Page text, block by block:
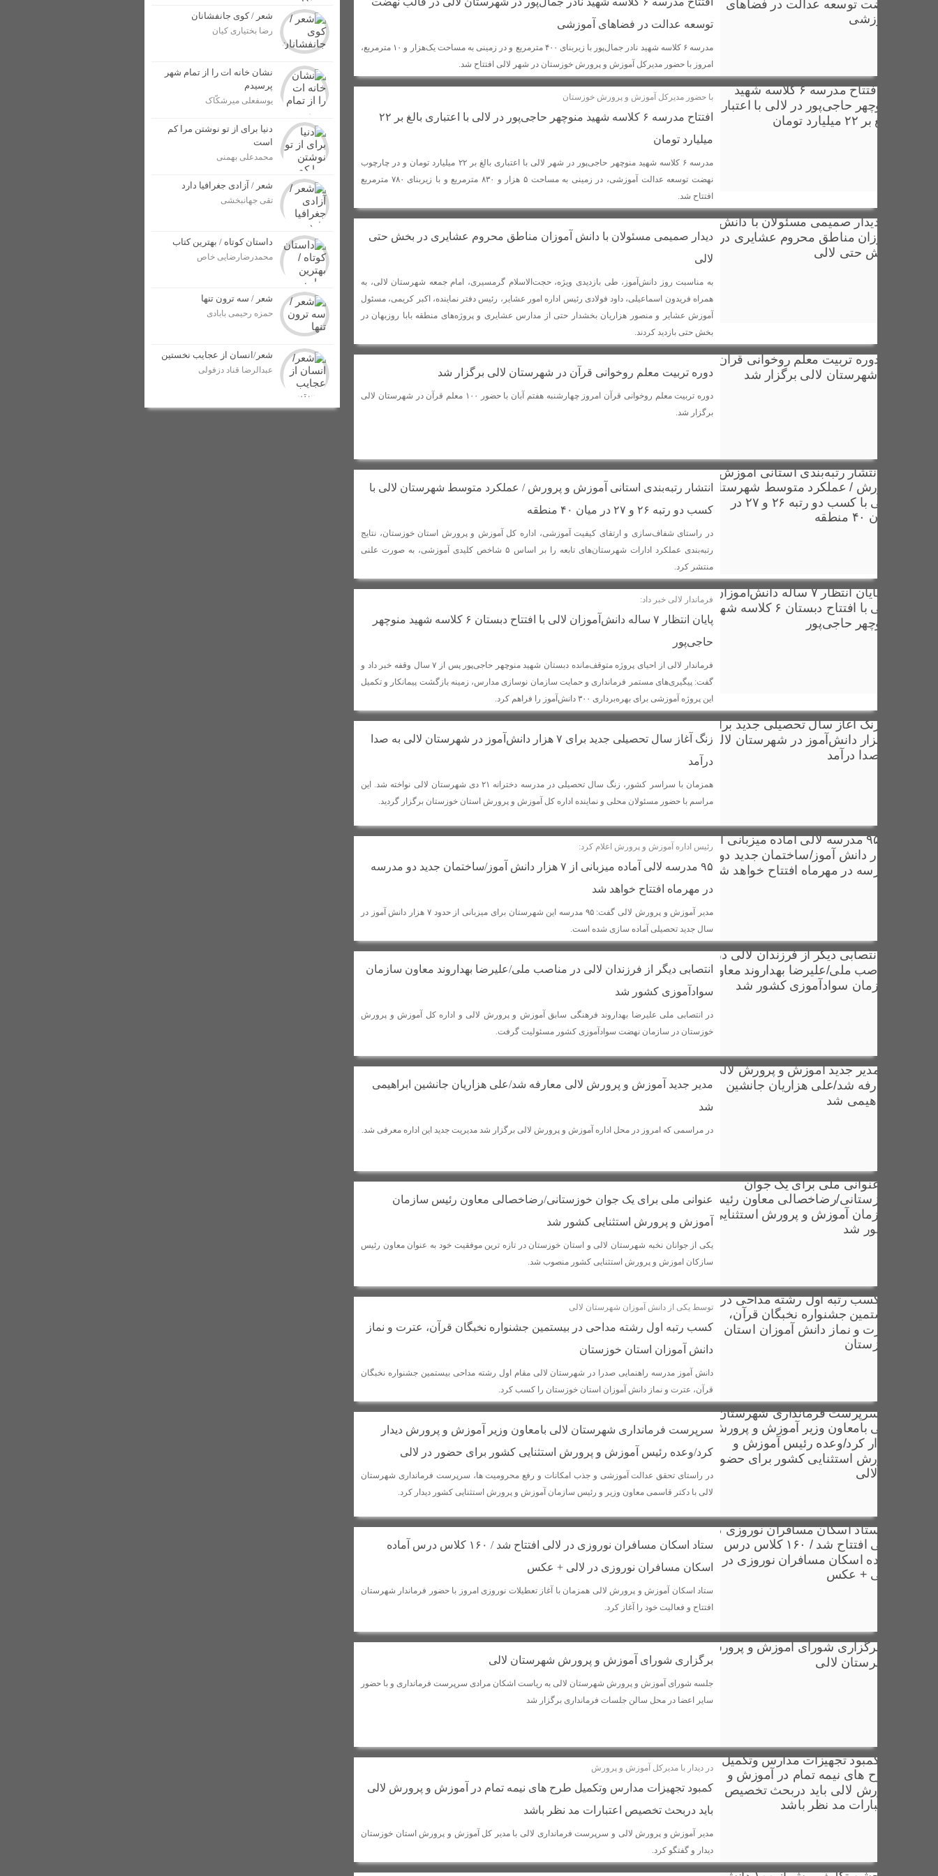
همایش پاکسازی منطقه چم شور در لالی به مناسبت روز زمین پاک برگزار شد + عکس کشف و امحای مزرعه کشت خشخاش در شهرستان لالی/تشکیل پرونده برای مجرمان
نماینده ولی فقیه در خوزستان در مراسم چهلم شهید فردین مهدی پور در لالی حضور یافت از دشت های لالی تا کوه های زاگرس/کنار، میوه پرطرفدار بهاری در خوزستان + عکس
پنج واحد صنفی متخلف در شهرستان لالی به‌دلیل عدم رعایت موازین بهداشتی پلمپ شدند اعلام آمادگی عشایر بختیاری شهرستان لالی برای دفاع از وطن در برابر دشمنان + عکس
معادله جدید خلیج فارس ۱۰۵مرکزخرید تضمینی گندم درخوزستان آماده‌سازی شد/خدمات بدون وقفه انجام می شود
اسامی نهایی نامزدهای انتخابات شورای شهر در لالی و تراز اعلام شد + اسامی
توسعه عدالت در فضاهای آموزشی
مدرسه ۶ کلاسه شهید نادر جمال‌پور با زیربنای ۴۰۰ مترمربع و در زمینی به مساحت یک‌هزار و ۱۰ مترمربع،
امروز با حضور مدیرکل آموزش و پرورش خوزستان در شهر لالی افتتاح شد.
با حضور مدیرکل آموزش و پرورش خوزستان
افتتاح مدرسه ۶ کلاسه شهید منوچهر حاجی‌پور در لالی با اعتباری بالغ بر ۲۲
میلیارد تومان
مدرسه ۶ کلاسه شهید منوچهر حاجی‌پور در شهر لالی با اعتباری بالغ بر ۲۲ میلیارد تومان و در چارچوب
نهضت توسعه عدالت آموزشی، در زمینی به مساحت ۵ هزار و ۸۳۰ مترمربع و با زیربنای ۷۸۰ مترمربع
افتتاح شد.
دیدار صمیمی مسئولان با دانش آموزان مناطق محروم عشایری در بخش حتی
لالی
به مناسبت روز دانش‌آموز، طی بازدیدی ویژه، حجت‌الاسلام گرمسیری، امام جمعه شهرستان لالی، به
همراه فریدون اسماعیلی، داود فولادی رئیس اداره امور عشایر، رئیس دفتر نماینده، اکبر کریمی، مسئول
آموزش عشایر و منصور هزاریان بخشدار حتی از مدارس عشایری و پروژه‌های منطقه بابا روزبهان در
بخش حتی بازدید کردند.
دوره تربیت معلم روخوانی قرآن در شهرستان لالی برگزار شد
دوره تربیت معلم روخوانی قرآن امروز چهارشنبه هفتم آبان با حضور ۱۰۰ معلم قرآن در شهرستان لالی
برگزار شد.
انتشار رتبه‌بندی استانی آموزش و پرورش / عملکرد متوسط شهرستان لالی با
کسب دو رتبه ۲۶ و ۲۷ در میان ۴۰ منطقه
در راستای شفاف‌سازی و ارتقای کیفیت آموزشی، اداره کل آموزش و پرورش استان خوزستان، نتایج
رتبه‌بندی عملکرد ادارات شهرستان‌های تابعه را بر اساس ۵ شاخص کلیدی آموزشی، به صورت علنی
منتشر کرد.
فرماندار لالی خبر داد:
پایان انتظار ۷ ساله دانش‌آموزان لالی با افتتاح دبستان ۶ کلاسه شهید منوچهر
حاجی‌پور
فرماندار لالی از احیای پروژه متوقف‌مانده دبستان شهید منوچهر حاجی‌پور پس از ۷ سال وقفه خبر داد و
گفت: پیگیری‌های مستمر فرمانداری و حمایت سازمان نوسازی مدارس، زمینه بازگشت پیمانکار و تکمیل
این پروژه آموزشی برای بهره‌برداری ۳۰۰ دانش‌آموز را فراهم کرد.
زنگ آغاز سال تحصیلی جدید برای ۷ هزار دانش‌آموز در شهرستان لالی به صدا
درآمد
همزمان با سراسر کشور، زنگ سال تحصیلی در مدرسه دخترانه ۲۱ دی شهرستان لالی نواخته شد. این
مراسم با حضور مسئولان محلی و نماینده اداره کل آموزش و پرورش استان خوزستان برگزار گردید.
رئیس اداره آموزش و پرورش اعلام کرد:
۹۵ مدرسه لالی آماده میزبانی از ۷ هزار دانش آموز/ساختمان جدید دو مدرسه
در مهرماه افتتاح خواهد شد
مدیر آموزش و پرورش لالی گفت: ۹۵ مدرسه این شهرستان برای میزبانی از حدود ۷ هزار دانش آموز در
سال جدید تحصیلی آماده سازی شده است.
انتصابی دیگر از فرزندان لالی در مناصب ملی/علیرضا بهداروند معاون سازمان
سوادآموزی کشور شد
در انتصابی ملی علیرضا بهداروند فرهنگی سابق آموزش و پرورش لالی و اداره کل آموزش و پرورش
خوزستان در سازمان نهضت سوادآموزی کشور مسئولیت گرفت.
مدیر جدید آموزش و پرورش لالی معارفه شد/علی هزاریان جانشین ابراهیمی
شد
در مراسمی که امروز در محل اداره آموزش و پرورش لالی برگزار شد مدیریت جدید این اداره معرفی شد.
عنوانی ملی برای یک جوان خوزستانی/رضاخصالی معاون رئیس سازمان
آموزش و پرورش استثنایی کشور شد
یکی از جوانان نخبه شهرستان لالی و استان خوزستان در تازه ترین موفقیت خود به عنوان معاون رئیس
سازکان اموزش و پرورش استثنایی کشور منصوب شد.
توسط یکی از دانش آموزان شهرستان لالی
کسب رتبه اول رشته مداحی در بیستمین جشنواره نخبگان قرآن، عترت و نماز
دانش آموزان استان خوزستان
دانش آموز مدرسه راهنمایی صدرا در شهرستان لالی مقام اول رشته مداحی بیستمین جشنواره نخبگان
قرآن، عترت و نماز دانش آموزان استان خوزستان را کسب کرد.
سرپرست فرمانداری شهرستان لالی بامعاون وزیر آموزش و پرورش دیدار
کرد/وعده رئیس آموزش و پرورش استثنایی کشور برای حضور در لالی
در راستای تحقق عدالت آموزشی و جذب امکانات و رفع محرومیت ها، سرپرست فرمانداری شهرستان
لالی با دکتر قاسمی معاون وزیر و رئیس سازمان آموزش و پرورش استثنایی کشور دیدار کرد.
ستاد اسکان مسافران نوروزی در لالی افتتاح شد / ۱۶۰ کلاس درس آماده
اسکان مسافران نوروزی در لالی + عکس
ستاد اسکان آموزش و پرورش لالی همزمان با آغاز تعطیلات نوروزی امروز با حضور فرماندار شهرستان
افتتاح و فعالیت خود را آغاز کرد.
برگزاری شورای آموزش و پرورش شهرستان لالی
جلسه شورای آموزش و پرورش شهرستان لالی به ریاست اشکان مرادی سرپرست فرمانداری و با حضور
سایر اعضا در محل سالن جلسات فرمانداری برگزار شد
در دیدار با مدیرکل آموزش و پرورش
کمبود تجهیزات مدارس وتکمیل طرح های نیمه تمام در آموزش و پرورش لالی
باید دربحث تخصیص اعتبارات مد نظر باشد
مدیر آموزش و پرورش لالی و سرپرست فرمانداری لالی با مدیر کل آموزش و پرورش استان خوزستان
دیدار و گفتگو کرد.
شعر / کوی جانفشانان
رضا بختیاری کیان
نشان خانه ات را از تمام شهر
پرسیدم
یوسفعلی میرشکّاک
دنیا برای از تو نوشتن مرا کم
است
محمدعلی بهمنی
شعر / آزادی جغرافیا دارد
تقی جهانبخشی
داستان کوتاه / بهترین کتاب
محمدرضارضایی خاص
شعر / سه ترون تنها
حمزه رحیمی بابادی
شعر/انسان از عجایب نخستین
عبدالرضا قناد دزفولی